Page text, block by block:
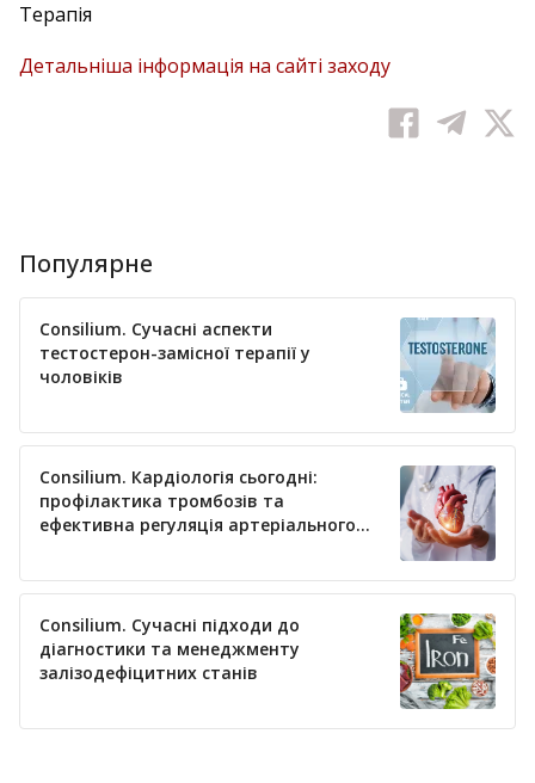
Терапія
Детальніша інформація на сайті заходу
Популярне
Consilium. Сучасні аспекти
тестостерон-замісної терапії у
чоловіків
Consilium. Кардіологія сьогодні:
профілактика тромбозів та
ефективна регуляція артеріального
Consilium. Сучасні підходи до
діагностики та менеджменту
залізодефіцитних станів